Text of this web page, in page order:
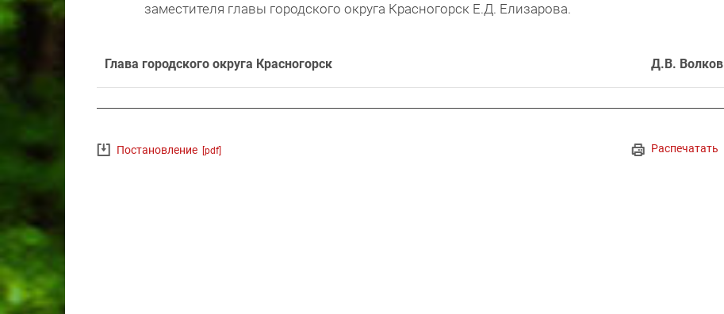
заместителя главы городского округа Красногорск Е.Д. Елизарова.
Глава городского округа Красногорск Д.В. Волков
Распечатать
Постановление [pdf]